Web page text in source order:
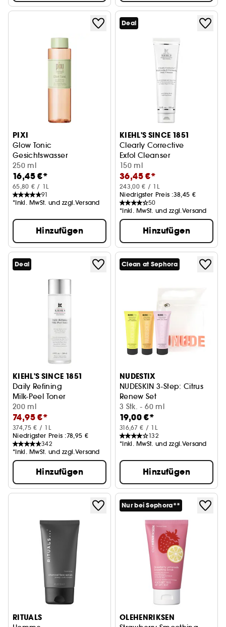
PIXI
Glow Tonic
Gesichtswasser
250 ml
16,45 €*
65,80 € / 1L
91
*Inkl. MwSt. und zzgl.Versand
Hinzufügen
Deal
KIEHL'S SINCE 1851
Clearly Corrective
Exfol Cleanser
150 ml
36,45 €*
243,00 € / 1L
Niedrigster Preis :38,45 €
50
*Inkl. MwSt. und zzgl.Versand
Hinzufügen
Deal
KIEHL'S SINCE 1851
Daily Refining
Milk-Peel Toner
200 ml
74,95 €*
374,75 € / 1L
Niedrigster Preis :78,95 €
342
*Inkl. MwSt. und zzgl.Versand
Hinzufügen
Clean at Sephora
NUDESTIX
NUDESKIN 3-Step: Citrus
Renew Set
3 Stk. - 60 ml
19,00 €*
316,67 € / 1L
132
*Inkl. MwSt. und zzgl.Versand
Hinzufügen
RITUALS
Nur bei Sephora**
OLEHENRIKSEN